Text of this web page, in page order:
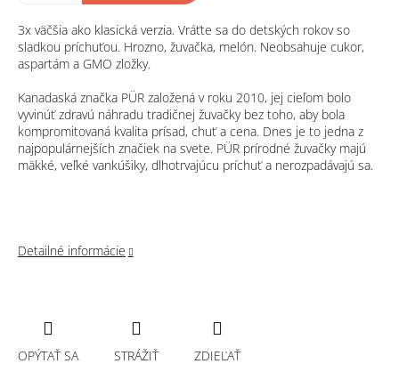
3x väčšia ako klasická verzia. Vráťte sa do detských rokov so
sladkou príchuťou. Hrozno, žuvačka, melón. Neobsahuje cukor,
aspartám a GMO zložky.
Kanadaská značka PÜR založená v roku 2010, jej cieľom bolo
vyvinúť zdravú náhradu tradičnej žuvačky bez toho, aby bola
kompromitovaná kvalita prísad, chuť a cena. Dnes je to jedna z
najpopulárnejších značiek na svete. PÜR prírodné žuvačky majú
mäkké, veľké vankúšiky, dlhotrvajúcu príchuť a nerozpadávajú sa.
Detailné informácie
OPÝTAŤ SA STRÁŽIŤ ZDIEĽAŤ